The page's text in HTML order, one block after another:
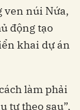
ven núi Nứa,
động tạo
khai dự án
làm phải
tư theo sau”,